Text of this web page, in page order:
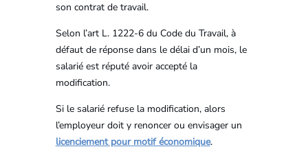
son contrat de travail.
Selon l’art L. 1222-6 du Code du Travail, à
défaut de réponse dans le délai d’un mois, le
salarié est réputé avoir accepté la
modification.
Si le salarié refuse la modification, alors
l’employeur doit y renoncer ou envisager un
licenciement pour motif économique.